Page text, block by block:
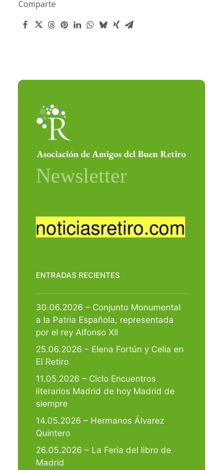
Comparte
ENTRADAS RECIENTES
30.06.2026 – Conjunto Monumental
a la Patria Española, representada
por el rey Alfonso XII
25.06.2026 – Elena Fortún y Celia en
El Retiro
11.05.2026 – Ciclo Encuentros
literarios Madrid de hoy Madrid de
siempre
14.05.2026 – Hermanos Álvarez
Quintero
26.05.2026 – La Feria del libro de
Madrid